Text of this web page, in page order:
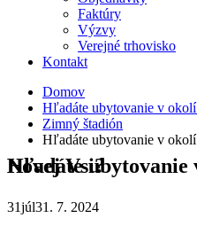
Faktúry
Výzvy
Verejné trhovisko
Kontakt
Domov
Hľadáte ubytovanie v
Zimný štadión
Hľadáte ubytovanie v
Hľadáte ubytovanie v okolí Spišskej Novej Vsi?
31júl31. 7. 2024